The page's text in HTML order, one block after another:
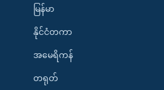
မြန်မာ
နိုင်ငံတကာ
အမေရိကန်
တရုတ်